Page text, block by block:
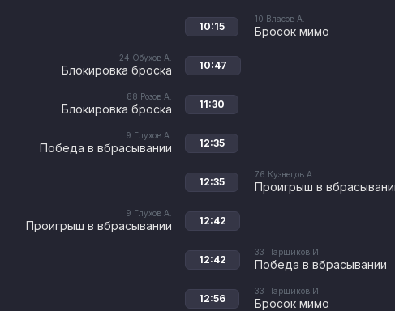
10 Власов А.
Бросок мимо
10:15
24 Обухов А.
Блокировка броска 10:47
88 Розов А.
Блокировка броска 11:30
9 Глухов А.
Победа в вбрасывании 12:35
76 Кузнецов А.
Проигрыш в
12:35
9 Глухов А.
Проигрыш в вбрасывании 12:42
33 Паршиков И.
Победа в вбрасывании
12:42
33 Паршиков И.
Бросок мимо
12:56